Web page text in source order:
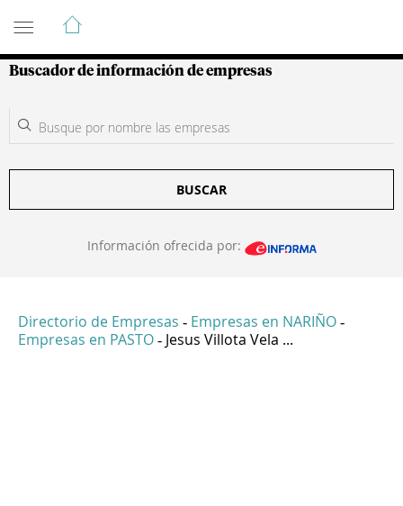
Guía de Empresas Colombianas
Buscador de información de empresas
BUSCAR
Información ofrecida por:
Directorio de Empresas - Empresas en NARIÑO -
Empresas en PASTO - Jesus Villota Vela ...